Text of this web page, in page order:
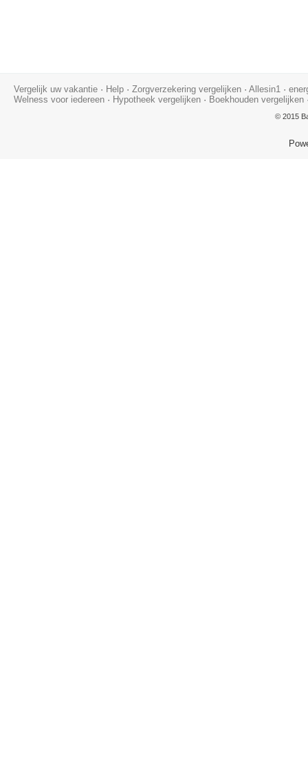
Vergelijk uw vakantie · Help · Zorgverzekering vergelijken · Allesin1 ·
Welness voor iedereen· Hypotheek vergelijken· Boekhouden vergelijken
© 2015